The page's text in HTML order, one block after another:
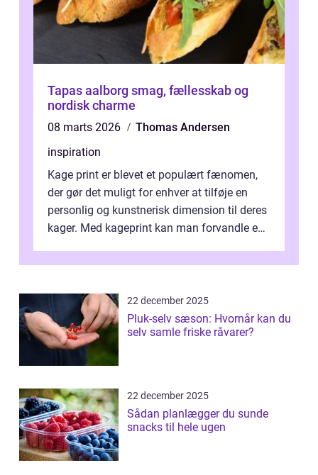
Tapas aalborg smag, fællesskab og
nordisk charme
08 marts 2026
Thomas Andersen
inspiration
Kage print er blevet et populært fænomen,
der gør det muligt for enhver at tilføje en
personlig og kunstnerisk dimension til deres
kager. Med kageprint kan man forvandle en
22 december 2025
Pluk-selv sæson: Hvornår kan du
selv samle friske råvarer?
22 december 2025
Sådan planlægger du sunde
snacks til hele ugen